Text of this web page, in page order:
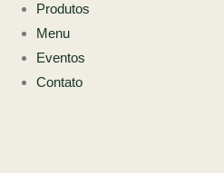
Produtos
Menu
Eventos
Contato